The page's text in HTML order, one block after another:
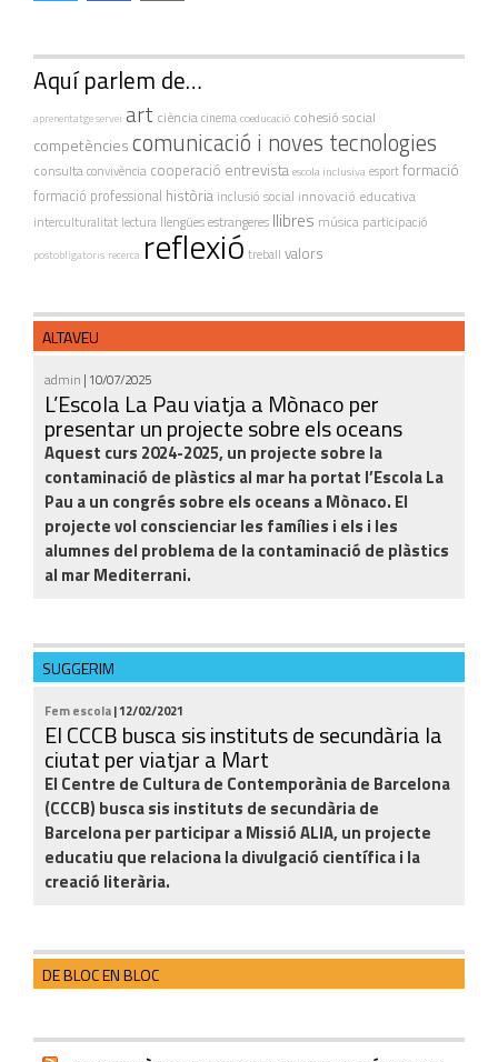
Aquí parlem de…
aprenentatge servei art ciènciacinemacoeducació cohesió social
competènciescomunicació i noves tecnologies
consultaconvivència cooperació entrevistaescola inclusivaesportformació
formació professional història inclusió social innovació educativa
interculturalitat lectura llengües estrangeres llibres música participació
postobligatoris recerca reflexiótreball valors
ALTAVEU
admin | 10/07/2025
L’Escola La Pau viatja a Mònaco per
presentar un projecte sobre els oceans
Aquest curs 2024-2025, un projecte sobre la
contaminació de plàstics al mar ha portat l’Escola La
Pau a un congrés sobre els oceans a Mònaco. El
projecte vol conscienciar les famílies i els i les
alumnes del problema de la contaminació de plàstics
al mar Mediterrani.
SUGGERIM
Fem escola| 12/02/2021
El CCCB busca sis instituts de secundària la
ciutat per viatjar a Mart
El Centre de Cultura de Contemporània de Barcelona
(CCCB) busca sis instituts de secundària de
Barcelona per participar a Missió ALIA, un projecte
educatiu que relaciona la divulgació científica i la
creació literària.
DE BLOC EN BLOC